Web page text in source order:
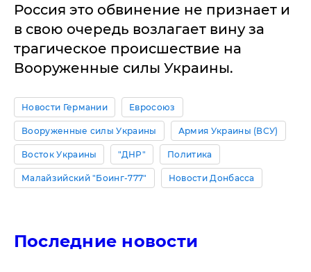
Россия это обвинение не признает и
в свою очередь возлагает вину за
трагическое происшествие на
Вооруженные силы Украины.
Новости Германии Евросоюз
Вооруженные силы Украины Армия Украины (ВСУ)
Восток Украины "ДНР" Политика
Малайзийский "Боинг-777" Новости Донбасса
Последние новости